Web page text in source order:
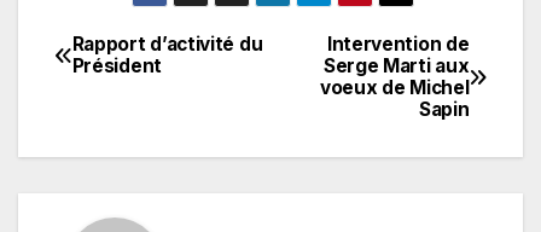
Navigation
l’article
Intervention de
Serge Marti aux
voeux de Michel
Sapin
Rapport d’activité du
Président